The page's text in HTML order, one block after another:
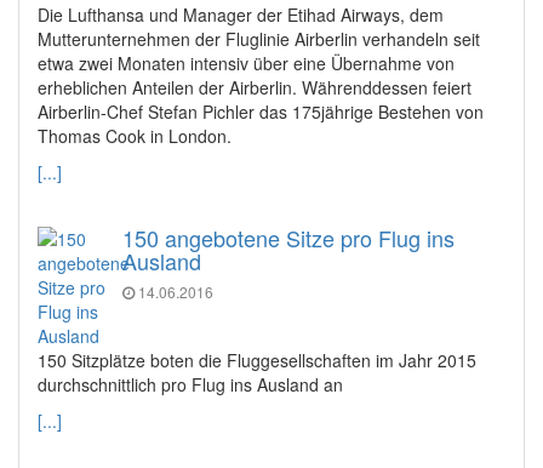
Die Lufthansa und Manager der Etihad Airways, dem
Mutterunternehmen der Fluglinie Airberlin verhandeln seit
etwa zwei Monaten intensiv über eine Übernahme von
erheblichen Anteilen der Airberlin. Währenddessen feiert
Airberlin-Chef Stefan Pichler das 175jährige Bestehen von
Thomas Cook in London.
[...]
150 angebotene Sitze pro Flug ins
Ausland
14.06.2016
150 Sitzplätze boten die Fluggesellschaften im Jahr 2015
durchschnittlich pro Flug ins Ausland an
[...]